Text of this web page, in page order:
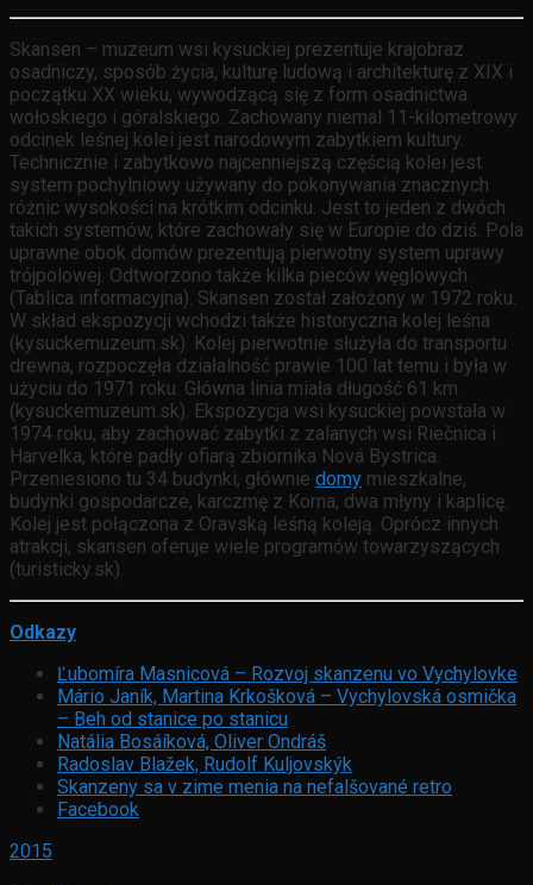
Skansen – muzeum wsi kysuckiej prezentuje krajobraz
osadniczy, sposób życia, kulturę ludową i architekturę z XIX i
początku XX wieku, wywodzącą się z form osadnictwa
wołoskiego i góralskiego. Zachowany niemal 11-kilometrowy
odcinek leśnej kolei jest narodowym zabytkiem kultury.
Technicznie i zabytkowo najcenniejszą częścią kolei jest
system pochylniowy używany do pokonywania znacznych
różnic wysokości na krótkim odcinku. Jest to jeden z dwóch
takich systemów, które zachowały się w Europie do dziś. Pola
uprawne obok domów prezentują pierwotny system uprawy
trójpolowej. Odtworzono także kilka pieców węglowych
(Tablica informacyjna). Skansen został założony w 1972 roku.
W skład ekspozycji wchodzi także historyczna kolej leśna
(kysuckemuzeum.sk). Kolej pierwotnie służyła do transportu
drewna, rozpoczęła działalność prawie 100 lat temu i była w
użyciu do 1971 roku. Główna linia miała długość 61 km
(kysuckemuzeum.sk). Ekspozycja wsi kysuckiej powstała w
1974 roku, aby zachować zabytki z zalanych wsi Riečnica i
Harvelka, które padły ofiarą zbiornika Nová Bystrica.
Przeniesiono tu 34 budynki, głównie domy mieszkalne,
budynki gospodarcze, karczmę z Korna, dwa młyny i kaplicę.
Kolej jest połączona z Oravską leśną koleją. Oprócz innych
atrakcji, skansen oferuje wiele programów towarzyszących
(turisticky.sk).
Odkazy
Ľubomíra Masnicová – Rozvoj skanzenu vo Vychylovke
Mário Janík, Martina Krkošková – Vychylovská osmička
– Beh od stanice po stanicu
Natália Bosáíková, Oliver Ondráš
Radoslav Blažek, Rudolf Kuljovskýk
Skanzeny sa v zime menia na nefalšované retro
Facebook
2015